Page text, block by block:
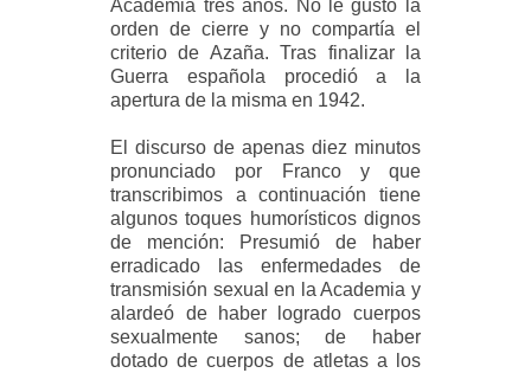
Academia tres años. No le gustó la
orden de cierre y no compartía el
criterio de Azaña. Tras finalizar la
Guerra española procedió a la
apertura de la misma en 1942.
El discurso de apenas diez minutos
pronunciado por Franco y que
transcribimos a continuación tiene
algunos toques humorísticos dignos
de mención: Presumió de haber
erradicado las enfermedades de
transmisión sexual en la Academia y
alardeó de haber logrado cuerpos
sexualmente sanos; de haber
dotado de cuerpos de atletas a los